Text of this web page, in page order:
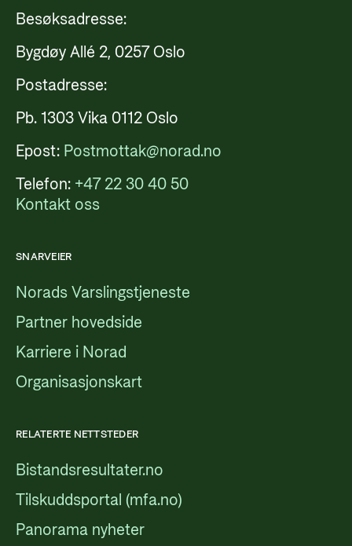
Besøksadresse:
Bygdøy Allé 2, 0257 Oslo
Postadresse:
Pb. 1303 Vika 0112 Oslo
Epost: Postmottak@norad.no
Telefon: +47 22 30 40 50
Kontakt oss
SNARVEIER
Norads Varslingstjeneste
Partner hovedside
Karriere i Norad
Organisasjonskart
RELATERTE NETTSTEDER
Bistandsresultater.no
Tilskuddsportal (mfa.no)
Panorama nyheter